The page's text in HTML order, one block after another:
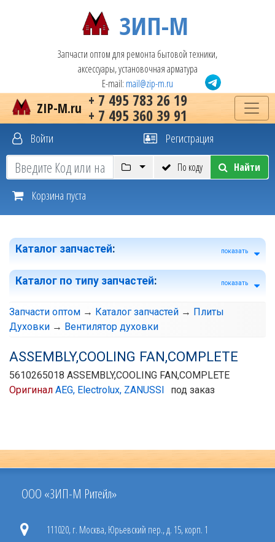
ЗИП-М
Запчасти оптом для ремонта бытовой техники,
аксессуары, установочная арматура
E-mail: mail@zip-m.ru
+ 7 495 783 26 19
+ 7 495 360 39 91
ZIP-M.ru
Войти Регистрация
По коду Найти
Корзина пуста
Каталог запчастей: показать
Каталог по типу запчастей: показать
Запчасти оптом → Каталог запчастей → Плиты
Духовки → Вентилятор духовки
ASSEMBLY,COOLING FAN,COMPLETE
5610265018 ASSEMBLY,COOLING FAN,COMPLETE
Оригинал AEG, Electrolux, ZANUSSI под заказ
ООО «ЗИП-М Ритейл»
111020, г. Москва, Юрьевский пер., д. 15, корп. 1